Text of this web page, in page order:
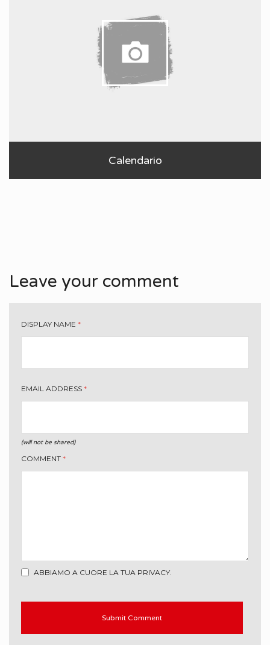
Calendario
Leave your comment
DISPLAY NAME *
EMAIL ADDRESS *
(will not be shared)
COMMENT *
ABBIAMO A CUORE LA TUA PRIVACY.